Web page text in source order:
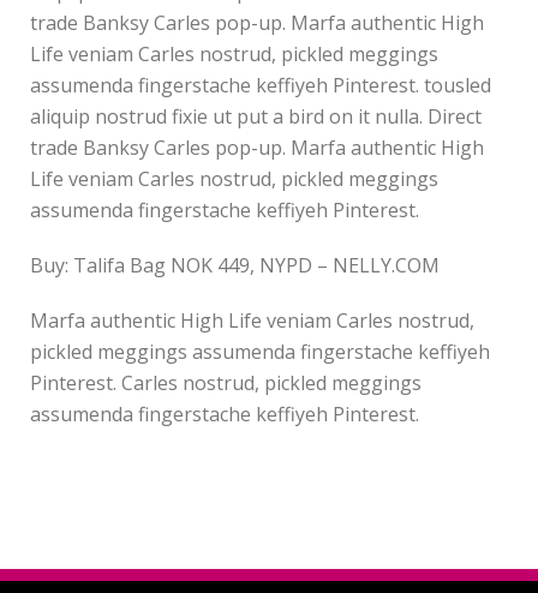
trade Banksy Carles pop-up. Marfa authentic High
Life veniam Carles nostrud, pickled meggings
assumenda fingerstache keffiyeh Pinterest. tousled
aliquip nostrud fixie ut put a bird on it nulla. Direct
trade Banksy Carles pop-up. Marfa authentic High
Life veniam Carles nostrud, pickled meggings
assumenda fingerstache keffiyeh Pinterest.
Buy: Talifa Bag NOK 449, NYPD – NELLY.COM
Marfa authentic High Life veniam Carles nostrud,
pickled meggings assumenda fingerstache keffiyeh
Pinterest. Carles nostrud, pickled meggings
assumenda fingerstache keffiyeh Pinterest.